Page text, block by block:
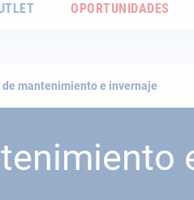
OPORTUNIDADES
de mantenimiento e invernaje